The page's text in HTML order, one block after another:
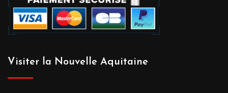
Visiter la Nouvelle Aquitaine